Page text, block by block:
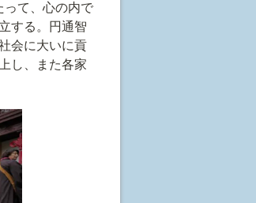
って、心の内で
する。円通智
会に大いに貢
し、また各家